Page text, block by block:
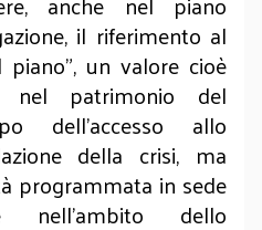
il riferimento al
un valore cioè
nel patrimonio del
dell’accesso allo
della crisi, ma
programmata in sede
nell’ambito dello